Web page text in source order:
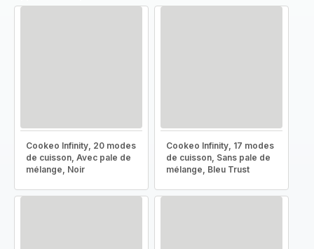
Cookeo Infinity, 20 modes
de cuisson, Avec pale de
mélange, Noir
Cookeo Infinity, 17 modes
de cuisson, Sans pale de
mélange, Bleu Trust